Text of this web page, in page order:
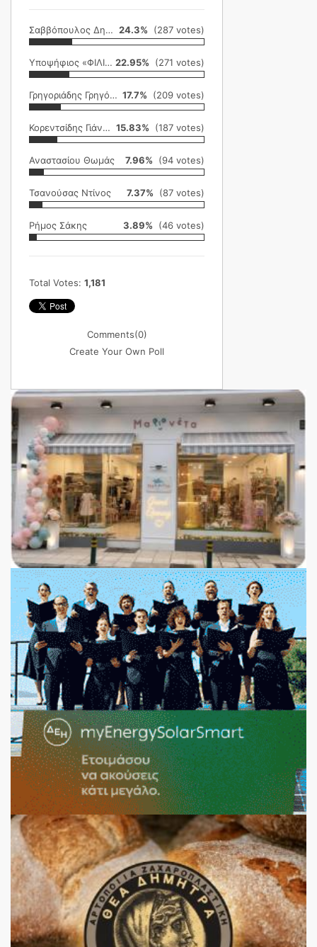
Σαββόπουλος Δημήτρης 24.3% (287 votes)
Υποψήφιος «ΦΙΛΙΚΗ ΕΤΑΙΡΕΙΑ» 22.95% (271 votes)
Γρηγοριάδης Γρηγόρης 17.7% (209 votes)
Κορεντσίδης Γιάννης 15.83% (187 votes)
Αναστασίου Θωμάς 7.96% (94 votes)
Τσανούσας Ντίνος 7.37% (87 votes)
Ρήμος Σάκης 3.89% (46 votes)
Total Votes: 1,181
Comments(0)
Create Your Own Poll